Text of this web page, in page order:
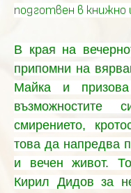
подготвен в книжно
В края на
припомни на
Майка и
смирението,
това да напредва
и вечен живот.
Кирил Дидов за